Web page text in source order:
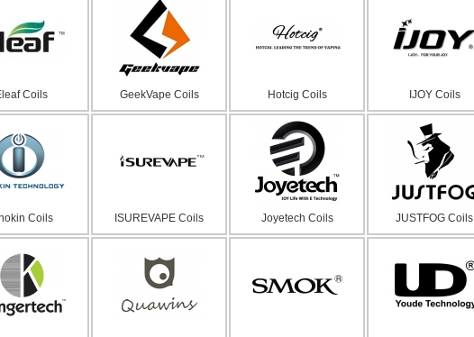
Coils GeekVape Coils Hotcig Coils IJOY Coils
Coils ISUREVAPE Coils Joyetech Coils JUSTFOG Coils